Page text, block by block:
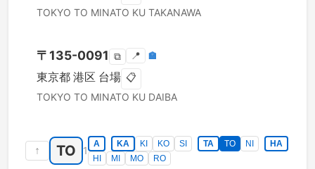
TOKYO TO MINATO KU TAKANAWA
〒 135-0091 ⧉ 📍 🏣
東京都 港区 台場 📋
TOKYO TO MINATO KU DAIBA
↑ TO 1
A KA KI KO SI TA TO NI
HA
HI
MI MO RO